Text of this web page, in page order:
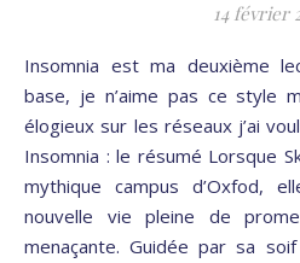
14 février
Insomnia est ma deuxième lecture Dark Romance. De
base, je n’aime pas ce style
élogieux sur les réseaux j’ai
Insomnia : le résumé Lorsque
mythique campus d’Oxfod,
nouvelle vie pleine de
menaçante. Guidée par sa